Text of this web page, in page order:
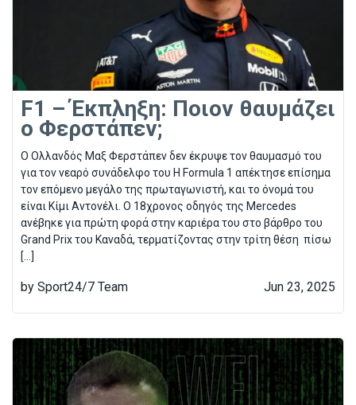
F1 – Έκπληξη: Ποιον θαυμάζει
ο Φερστάπεν;
O Ολλανδός Μαξ Φερστάπεν δεν έκρυψε τον θαυμασμό του
για τον νεαρό συνάδελφο του Η Formula 1 απέκτησε επίσημα
τον επόμενο μεγάλο της πρωταγωνιστή, και το όνομά του
είναι Κίμι Αντονέλι. Ο 18χρονος οδηγός της Mercedes
ανέβηκε για πρώτη φορά στην καριέρα του στο βάρθρο του
Grand Prix του Καναδά, τερματίζοντας στην τρίτη θέση πίσω
[…]
by Sport24/7 Team Jun 23, 2025